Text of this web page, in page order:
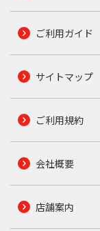
ご利用ガイド
サイトマップ
ご利用規約
会社概要
店舗案内